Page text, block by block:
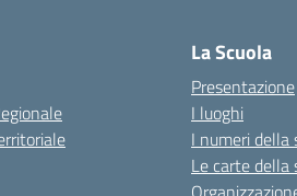
La Scuola
Presentazione
I luoghi
I numeri della
Le carte della